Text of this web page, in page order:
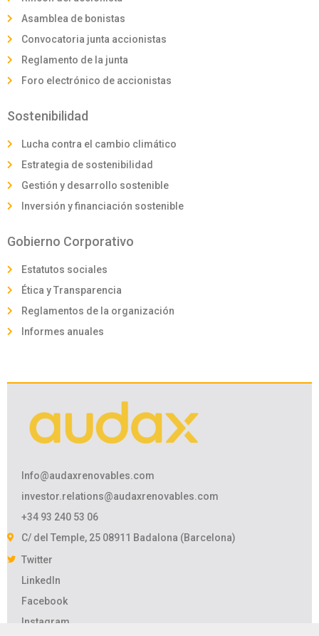
Asamblea de bonistas
Convocatoria junta accionistas
Reglamento de la junta
Foro electrónico de accionistas
Sostenibilidad
Lucha contra el cambio climático
Estrategia de sostenibilidad
Gestión y desarrollo sostenible
Inversión y financiación sostenible
Gobierno Corporativo
Estatutos sociales
Ética y Transparencia
Reglamentos de la organización
Informes anuales
Info@audaxrenovables.com
investor.relations@audaxrenovables.com
+34 93 240 53 06
C/ del Temple, 25 08911 Badalona (Barcelona)
Twitter
LinkedIn
Facebook
Instagram